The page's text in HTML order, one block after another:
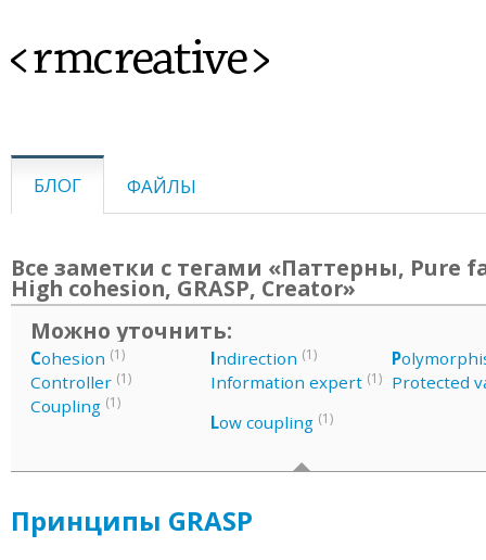
<rmcreative>
БЛОГ ФАЙЛЫ
Все заметки с тегами «Паттерны, Pure
High cohesion, GRASP, Creator»
Можно уточнить:
Cohesion (1)
Controller (1)
Coupling (1)
Indirection (1)
Information expert (1)
Low coupling (1)
P
Protected
Принципы GRASP